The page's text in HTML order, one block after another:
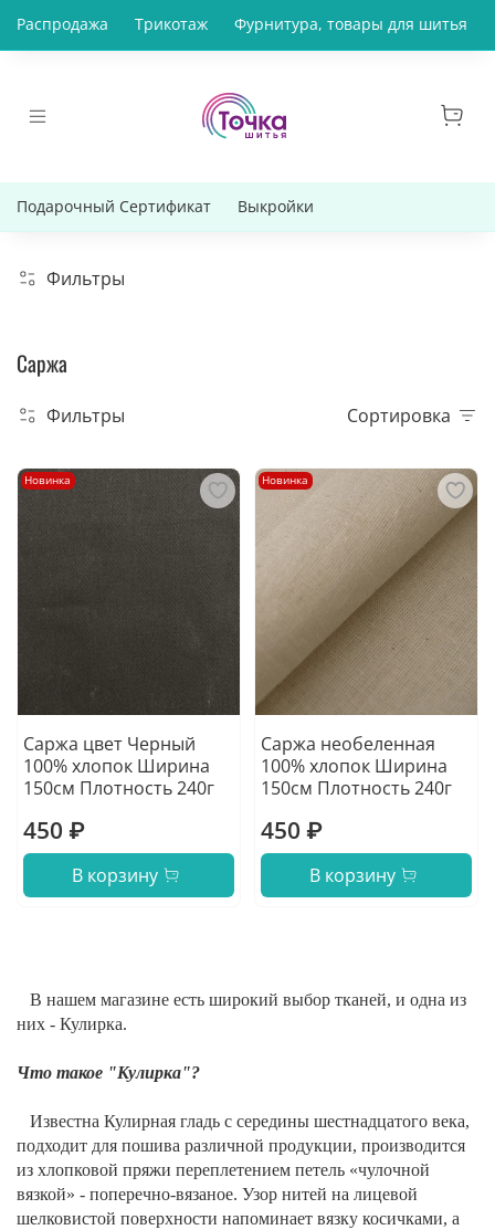
Распродажа Трикотаж Фурнитура, товары для шитья
Подарочный Сертификат Выкройки
Фильтры
Саржа
Фильтры Сортировка
Новинка
Саржа цвет Черный
100% хлопок Ширина
150см Плотность 240г
450 ₽
В корзину
Новинка
Саржа необеленная
100% хлопок Ширина
150см Плотность 240г
450 ₽
В корзину
В нашем магазине есть широкий выбор тканей, и одна из
них - Кулирка.
Что такое "Кулирка"?
Известна Кулирная гладь с середины шестнадцатого века,
подходит для пошива различной продукции, производится
из хлопковой пряжи переплетением петель «чулочной
вязкой» - поперечно-вязаное. Узор нитей на лицевой
шелковистой поверхности напоминает вязку косичками, а